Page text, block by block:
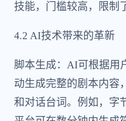
技能，门槛较高，限制
4.2 AI技术带来的革新
脚本生成：AI可根据用
动生成完整的剧本内容
和对话台词。例如，字